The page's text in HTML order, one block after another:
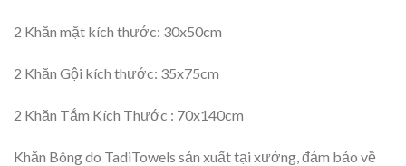
2 Khăn mặt kích thước: 30x50cm
2 Khăn Gội kích thước: 35x75cm
2 Khăn Tắm Kích Thước : 70x140cm
Khăn Bông do TadiTowels sản xuất tại xưởng, đảm bảo về